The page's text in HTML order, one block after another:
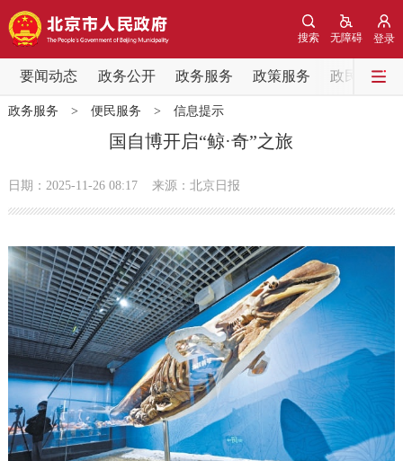
登录
无障碍
搜索
要闻动态 政务公开 政务服务 政策服务 政民互动
要闻动态
党中央精神 国务院信息
政务公开
市领导 机构职能 政策服务
政策兑现 政策解读 回应关切
决策公开 专题公开
政务服务 > 便民服务 > 信息提示
国自博开启“鲸·奇”之旅
日期：2025-11-26 08:17 来源：北京日报